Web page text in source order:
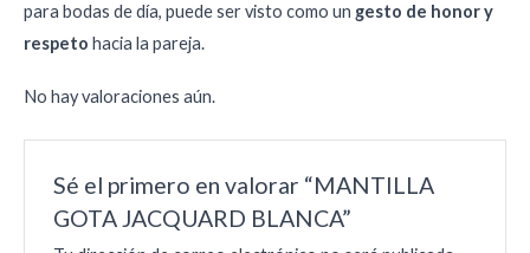
para bodas de día, puede ser visto como un gesto de honor y
respeto hacia la pareja.
No hay valoraciones aún.
Sé el primero en valorar “MANTILLA
GOTA JACQUARD BLANCA”